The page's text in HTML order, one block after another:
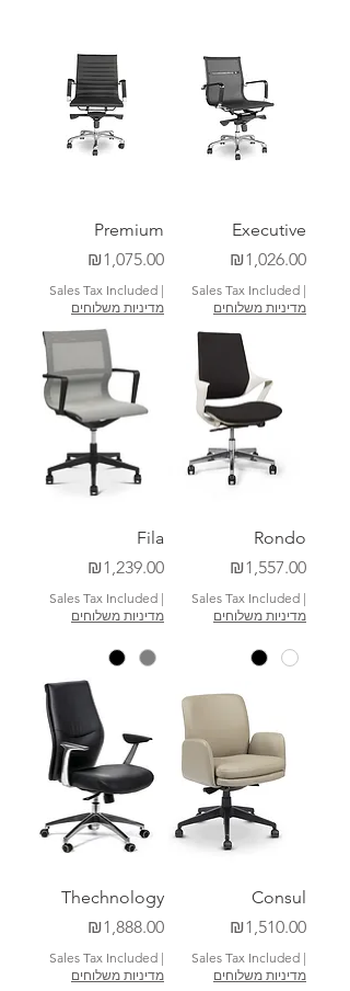
Premium
Price
₪1,075.00
Sales Tax Included |
מדיניות משלוחים
Executive
Price
₪1,026.00
Sales Tax Included |
מדיניות משלוחים
Fila
Price
₪1,239.00
Sales Tax Included |
מדיניות משלוחים
Rondo
Price
₪1,557.00
Sales Tax Included |
מדיניות משלוחים
Thechnology
Price
₪1,888.00
Sales Tax Included |
מדיניות משלוחים
Consul
Price
₪1,510.00
Sales Tax Included |
מדיניות משלוחים